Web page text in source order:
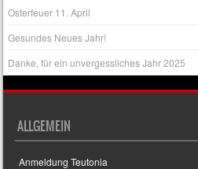
Osterfeuer 11. April
Gesundes Neues Jahr!
Danke, für ein unvergessliches Jahr 2025
ALLGEMEIN
Anmeldung Teutonia